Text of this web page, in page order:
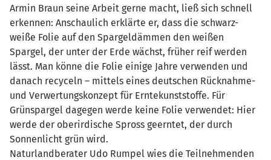
Armin Braun seine Arbeit gerne macht, ließ sich schnell
erkennen: Anschaulich erklärte er, dass die schwarz-
weiße Folie auf den Spargeldämmen den weißen
Spargel, der unter der Erde wächst, früher reif werden
lässt. Man könne die Folie einige Jahre verwenden und
danach recyceln – mittels eines deutschen Rücknahme-
und Verwertungskonzept für Erntekunststoffe. Für
Grünspargel dagegen werde keine Folie verwendet: Hier
werde der oberirdische Spross geerntet, der durch
Sonnenlicht grün wird.
Naturlandberater Udo Rumpel wies die Teilnehmenden